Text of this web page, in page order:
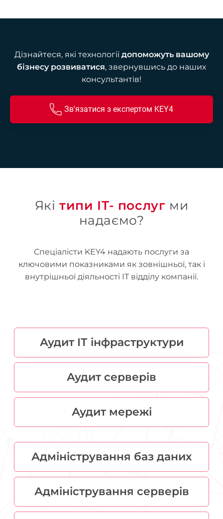
Дізнайтеся, які технології допоможуть вашому
бізнесу розвиватися, звернувшись до наших
консультантів!
Зв'язатися з експертом KEY4
Якітипи IT- послуг ми
надаємо?
Спеціалісти KEY4 надають послуги за
ключовими показниками як зовнішньої, так і
внутрішньої діяльності ІТ відділу компанії.
Аудит ІТ інфраструктури
Аудит серверів
Аудит мережі
Адміністрування баз даних
Адміністрування серверів